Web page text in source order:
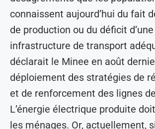
connaissent aujourd’hui du fait
de production ou du déficit d’une
infrastructure de transport
déclarait le Minee en août
déploiement des stratégies de
et de renforcement des lignes
L’énergie électrique produite
les ménages. Or, actuellement,